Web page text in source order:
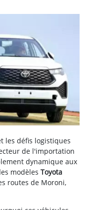
les défis logistiques
de l'importation
dynamique aux
modèles Toyota
routes de Moroni,